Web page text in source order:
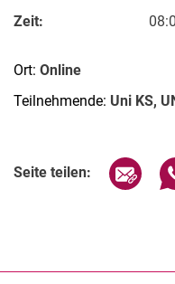
Stellenangebote
Alle Termine
Meldungen: Forschung
Infothek: Studienservice
Newswall der Fachgebiete
Zeit:
Ort: Online
Teilnehmende: Uni KS,
Seite teilen: